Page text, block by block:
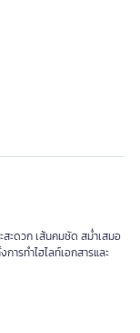
สะดวก เส้นคมชัด สม่ำเสมอ
ารทำไฮไลท์เอกสารและ